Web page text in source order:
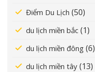
Điểm Du Lịch (50)
du lịch miền bắc (1)
du lịch miền đông (6)
du lịch miền tây (13)